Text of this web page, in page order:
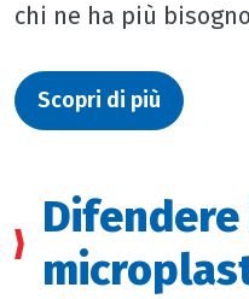
chi ne ha più
Scopri di più